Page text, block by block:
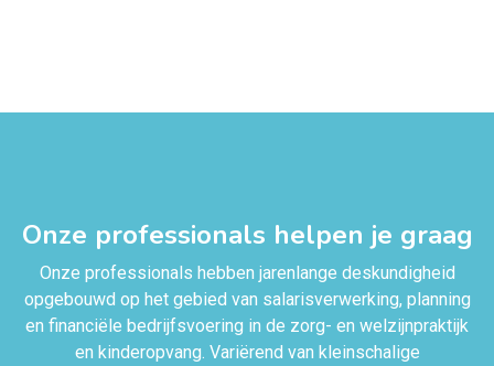
Onze professionals helpen je graag
Onze professionals hebben jarenlange deskundigheid
opgebouwd op het gebied van salarisverwerking, planning
en financiële bedrijfsvoering in de zorg- en welzijnpraktijk
en kinderopvang. Variërend van kleinschalige